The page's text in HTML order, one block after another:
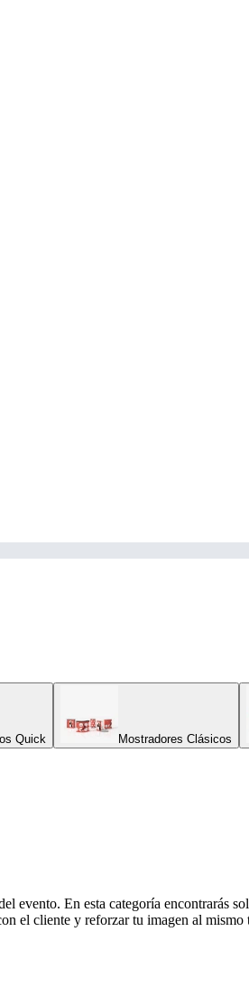
Quick Mostradores Clásicos
En esta categoría encontrarás
el cliente y reforzar tu imagen al mismo